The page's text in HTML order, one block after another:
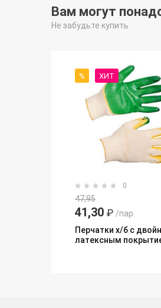
Вам могут
Не забудьте купить
% ХИТ
0
47,95
41,30 ₽ /пар.
Перчатки х/б с
латексным